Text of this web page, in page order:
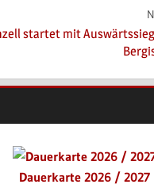
startet mit
Dauerkarte 2026 / 2027